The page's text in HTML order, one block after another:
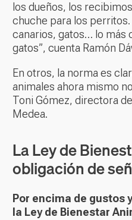
los dueños, los
chuche para los
canarios, gatos… lo más
gatos”, cuenta Ramón
En otros, la norma es
animales ahora mismo
Toni Gómez, directora
Medea.
La Ley de
obligación de
Por encima de gustos
la Ley de Bienestar